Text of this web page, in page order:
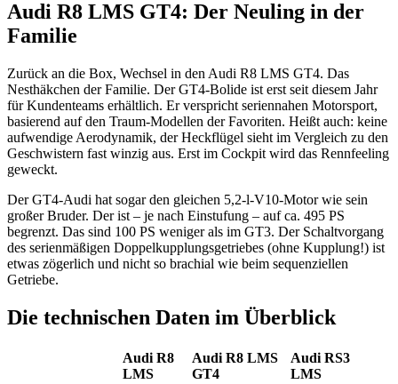
Audi R8 LMS GT4: Der Neuling in der
Familie
Zurück an die Box, Wechsel in den Audi R8 LMS GT4. Das
Nesthäkchen der Familie. Der GT4-Bolide ist erst seit diesem Jahr
für Kundenteams erhältlich. Er verspricht seriennahen Motorsport,
basierend auf den Traum-Modellen der Favoriten. Heißt auch: keine
aufwendige Aerodynamik, der Heckflügel sieht im Vergleich zu den
Geschwistern fast winzig aus. Erst im Cockpit wird das Rennfeeling
geweckt.
Der GT4-Audi hat sogar den gleichen 5,2-l-V10-Motor wie sein
großer Bruder. Der ist – je nach Einstufung – auf ca. 495 PS
begrenzt. Das sind 100 PS weniger als im GT3. Der Schaltvorgang
des serienmäßigen Doppelkupplungsgetriebes (ohne Kupplung!) ist
etwas zögerlich und nicht so brachial wie beim sequenziellen
Getriebe.
Die technischen Daten im Überblick
Audi R8
LMS
Audi R8 LMS
GT4
Audi RS3
LMS